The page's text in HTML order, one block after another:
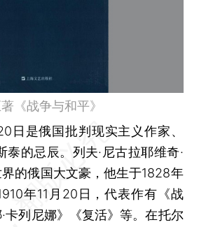
《战争与和平》
日是俄国批判现实主义作家、
泰的忌辰。列夫·尼古拉耶维奇·
的俄国大文豪，他生于1828年
年11月20日，代表作有《战
卡列尼娜》《复活》等。在托尔